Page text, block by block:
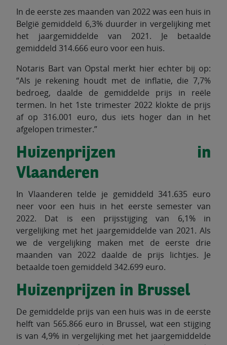
In de eerste zes maanden van 2022 was een huis in
België gemiddeld 6,3% duurder in vergelijking met
het jaargemiddelde van 2021. Je betaalde
gemiddeld 314.666 euro voor een huis.
Notaris Bart van Opstal merkt hier echter bij op:
“Als je rekening houdt met de inflatie, die 7,7%
bedroeg, daalde de gemiddelde prijs in reële
termen. In het 1ste trimester 2022 klokte de prijs
af op 316.001 euro, dus iets hoger dan in het
afgelopen trimester.”
Huizenprijzen in
Vlaanderen
In Vlaanderen telde je gemiddeld 341.635 euro
neer voor een huis in het eerste semester van
2022. Dat is een prijsstijging van 6,1% in
vergelijking met het jaargemiddelde van 2021. Als
we de vergelijking maken met de eerste drie
maanden van 2022 daalde de prijs lichtjes. Je
betaalde toen gemiddeld 342.699 euro.
Huizenprijzen in Brussel
De gemiddelde prijs van een huis was in de eerste
helft van 565.866 euro in Brussel, wat een stijging
is van 4,9% in vergelijking met het jaargemiddelde